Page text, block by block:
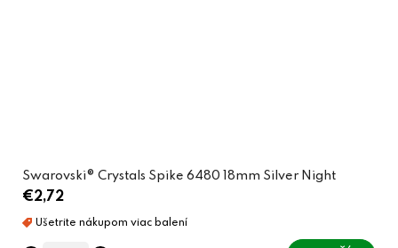
Swarovski® Crystals Spike 6480 18mm Silver Night
€2,72